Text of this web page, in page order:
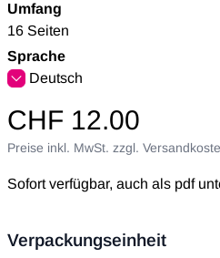
Umfang
16 Seiten
Sprache
Deutsch
CHF 12.00
Preise inkl. MwSt. zzgl.
Sofort verfügbar, auch als pdf
Verpackungseinheit